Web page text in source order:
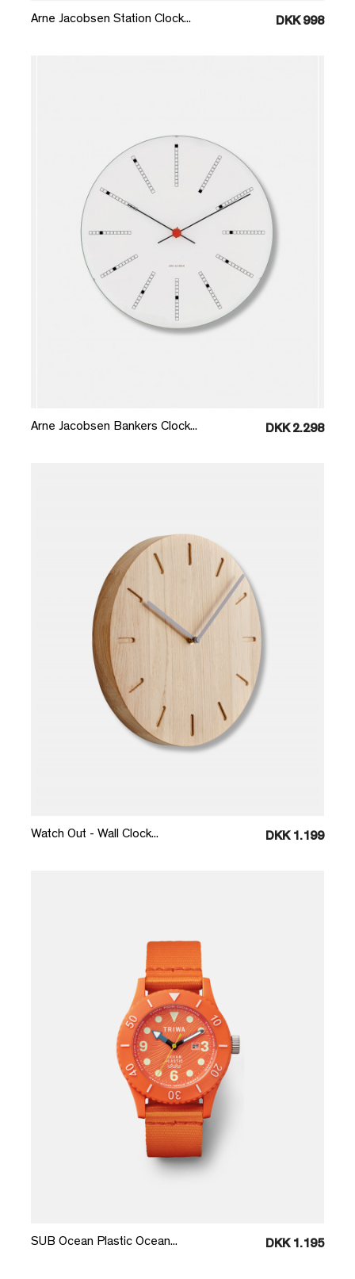
Arne Jacobsen Station Clock... DKK 998
Arne Jacobsen Bankers Clock... DKK 2.298
Watch Out - Wall Clock... DKK 1.199
SUB Ocean Plastic Ocean... DKK 1.195